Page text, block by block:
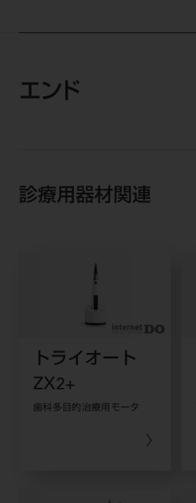
エンド
診療用器材関連
トライオート
ZX2+
歯科多目的治療用モータ